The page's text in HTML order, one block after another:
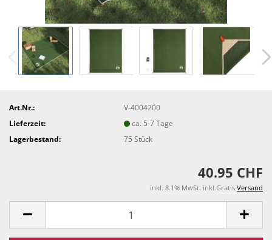
Art.Nr.:
V-4004200
Lieferzeit:
ca. 5-7 Tage
Lagerbestand:
75Stück
40.95 CHF
inkl. 8.1% MwSt. inkl.Gratis Versand